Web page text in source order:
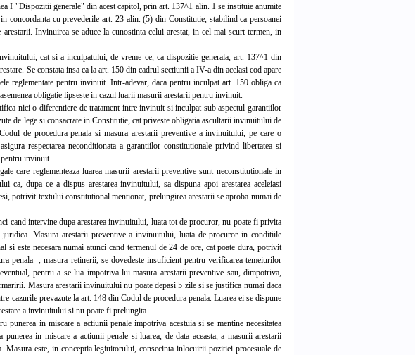
I "Dispozitii generale" din acest capitol, prin art. 137^1 alin. 1 se instituie anumite
concordanta cu prevederile art. 23 alin. (5) din Constitutie, stabilind ca persoanei
Invinuirea se aduce la cunostinta celui arestat, in cel mai scurt termen, in
cat si a inculpatului, de vreme ce, ca dispozitie generala, art. 137^1 din
Se constata insa ca la art. 150 din cadrul sectiunii a IV-a din acelasi cod apare
reglementate pentru invinuit. Intr-adevar, daca pentru inculpat art. 150 obliga ca
obligatie lipseste in cazul luarii masurii arestarii pentru invinuit.
nici o diferentiere de tratament intre invinuit si inculpat sub aspectul garantiilor
de lege si consacrate in Constitutie, cat priveste obligatia ascultarii invinuitului de
de procedura penala si masura arestarii preventive a invinuitului, pe care o
respectarea neconditionata a garantiilor constitutionale privind libertatea si
invinuit.
care reglementeaza luarea masurii arestarii preventive sunt neconstitutionale in
ca, dupa ce a dispus arestarea invinuitului, sa dispuna apoi arestarea aceleiasi
potrivit textului constitutional mentionat, prelungirea arestarii se aproba numai de
cand intervine dupa arestarea invinuitului, luata tot de procuror, nu poate fi privita
Masura arestarii preventive a invinuitului, luata de procuror in conditiile
si este necesara numai atunci cand termenul de 24 de ore, cat poate dura, potrivit
-, masura retinerii, se dovedeste insuficient pentru verificarea temeiurilor
pentru a se lua impotriva lui masura arestarii preventive sau, dimpotriva,
Masura arestarii invinuitului nu poate depasi 5 zile si se justifica numai daca
cazurile prevazute la art. 148 din Codul de procedura penala. Luarea ei se dispune
a invinuitului si nu poate fi prelungita.
in miscare a actiunii penale impotriva acestuia si se mentine necesitatea
in miscare a actiunii penale si luarea, de data aceasta, a masurii arestarii
Masura este, in conceptia legiuitorului, consecinta inlocuirii pozitiei procesuale de